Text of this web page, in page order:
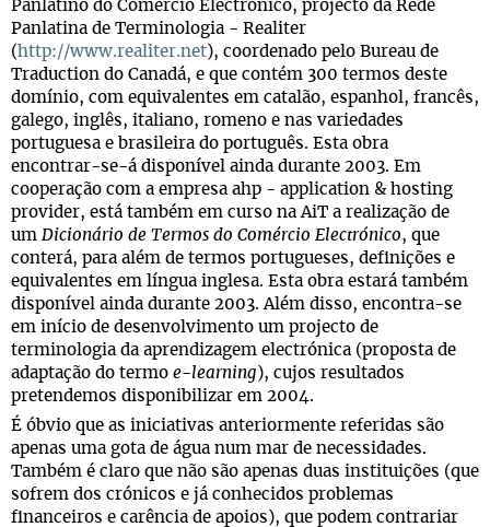
Panlatino do Comércio Electrónico, projecto da Rede
Panlatina de Terminologia - Realiter
(http://www.realiter.net), coordenado pelo Bureau de
Traduction do Canadá, e que contém 300 termos deste
domínio, com equivalentes em catalão, espanhol, francês,
galego, inglês, italiano, romeno e nas variedades
portuguesa e brasileira do português. Esta obra
encontrar-se-á disponível ainda durante 2003. Em
cooperação com a empresa ahp - application & hosting
provider, está também em curso na AiT a realização de
um Dicionário de Termos do Comércio Electrónico, que
conterá, para além de termos portugueses, definições e
equivalentes em língua inglesa. Esta obra estará também
disponível ainda durante 2003. Além disso, encontra-se
em início de desenvolvimento um projecto de
terminologia da aprendizagem electrónica (proposta de
adaptação do termo e-learning ), cujos resultados
pretendemos disponibilizar em 2004.
É óbvio que as iniciativas anteriormente referidas são
apenas uma gota de água num mar de necessidades.
Também é claro que não são apenas duas instituições (que
sofrem dos crónicos e já conhecidos problemas
financeiros e carência de apoios), que podem contrariar